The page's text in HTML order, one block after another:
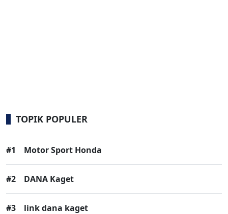
TOPIK POPULER
#1 Motor Sport Honda
#2 DANA Kaget
#3 link dana kaget